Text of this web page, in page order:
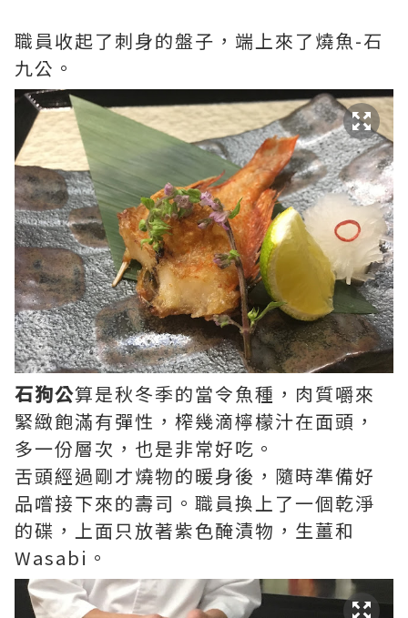
職員收起了刺身的盤子，端上來了燒魚-石
九公。
石狗公算是秋冬季的當令魚種，肉質嚼來
緊緻飽滿有彈性，榨幾滴檸檬汁在面頭，
多一份層次，也是非常好吃。
舌頭經過剛才燒物的暖身後，隨時準備好
品嚐接下來的壽司。職員換上了一個乾淨
的碟，上面只放著紫色醃漬物，生薑和
Wasabi。